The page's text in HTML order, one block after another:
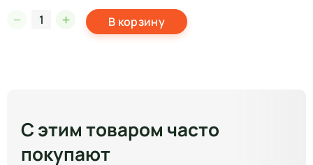
В корзину
С этим товаром часто
покупают